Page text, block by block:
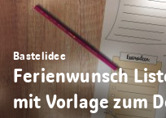
Bastelidee
Ferienwunsch
mit Vorlage zum